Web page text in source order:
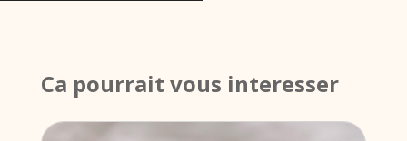
Ca pourrait vous interesser